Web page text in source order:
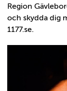
Region
och skydda dig
1177.se.